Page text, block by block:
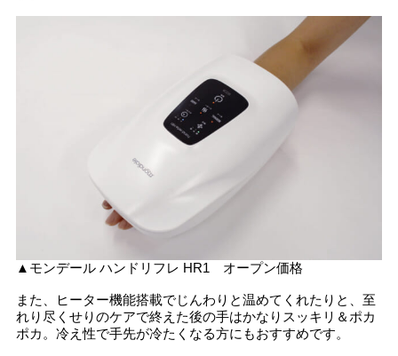
▲モンデール ハンドリフレ HR1 オープン価格
また、ヒーター機能搭載でじんわりと温めてくれたりと、至
れり尽くせりのケアで終えた後の手はかなりスッキリ＆ポカ
ポカ。冷え性で手先が冷たくなる方にもおすすめです。